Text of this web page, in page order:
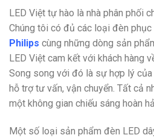
LED Việt tự hào là nhà phân phối
Chúng tôi có đủ các loại đèn phục
Philips cùng những dòng sản
LED Việt cam kết với khách hàng
Song song với đó là sự hợp lý
hỗ trợ tư vấn, vận chuyển. Tất cả
một không gian chiếu sáng hoàn
Một số loại sản phẩm đèn LED